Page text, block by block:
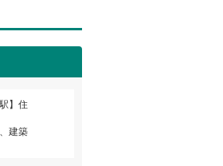
】住
建築
(5)
(11)